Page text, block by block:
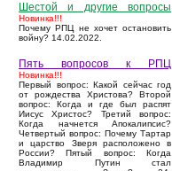
Шестой и другие вопросы
Новинка!!!
Почему РПЦ не хочет остановить
войну? 14.02.2022.
Пять вопросов к РПЦ
Новинка!!!
Первый вопрос: Какой сейчас год
от рождества Христова? Второй
вопрос: Когда и где был распят
Иисус Христос? Третий вопрос:
Когда начнется Апокалипсис?
Четвертый вопрос: Почему Тартар
и царство Зверя расположено в
России? Пятый вопрос: Когда
Владимир Путин стал